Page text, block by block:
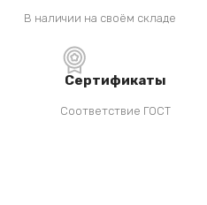
В наличии на своём складе
Сертификаты
Соответствие ГОСТ